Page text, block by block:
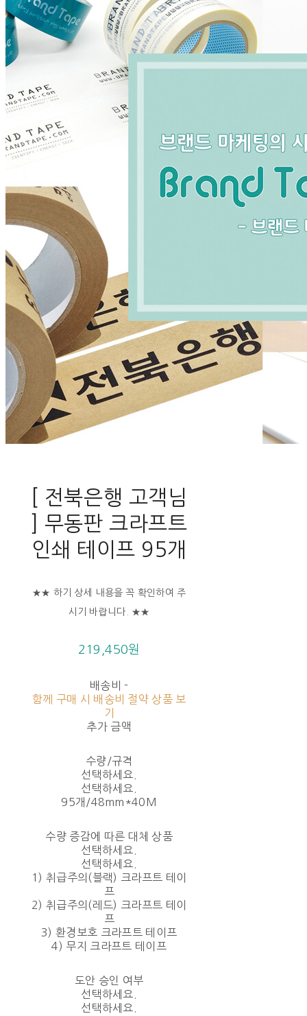
[ 전북은행 고객님
] 무동판 크라프트
인쇄 테이프 95개
★★ 하기 상세 내용을 꼭 확인하여 주
시기 바랍니다. ★★
219,450원
배송비 -
함께 구매 시 배송비 절약 상품 보
기
추가 금액
수량/규격
선택하세요.
선택하세요.
95개/48mm*40M
수량 증감에 따른 대체 상품
선택하세요.
선택하세요.
1) 취급주의(블랙) 크라프트 테이
프
2) 취급주의(레드) 크라프트 테이
프
3) 환경보호 크라프트 테이프
4) 무지 크라프트 테이프
도안 승인 여부
선택하세요.
선택하세요.